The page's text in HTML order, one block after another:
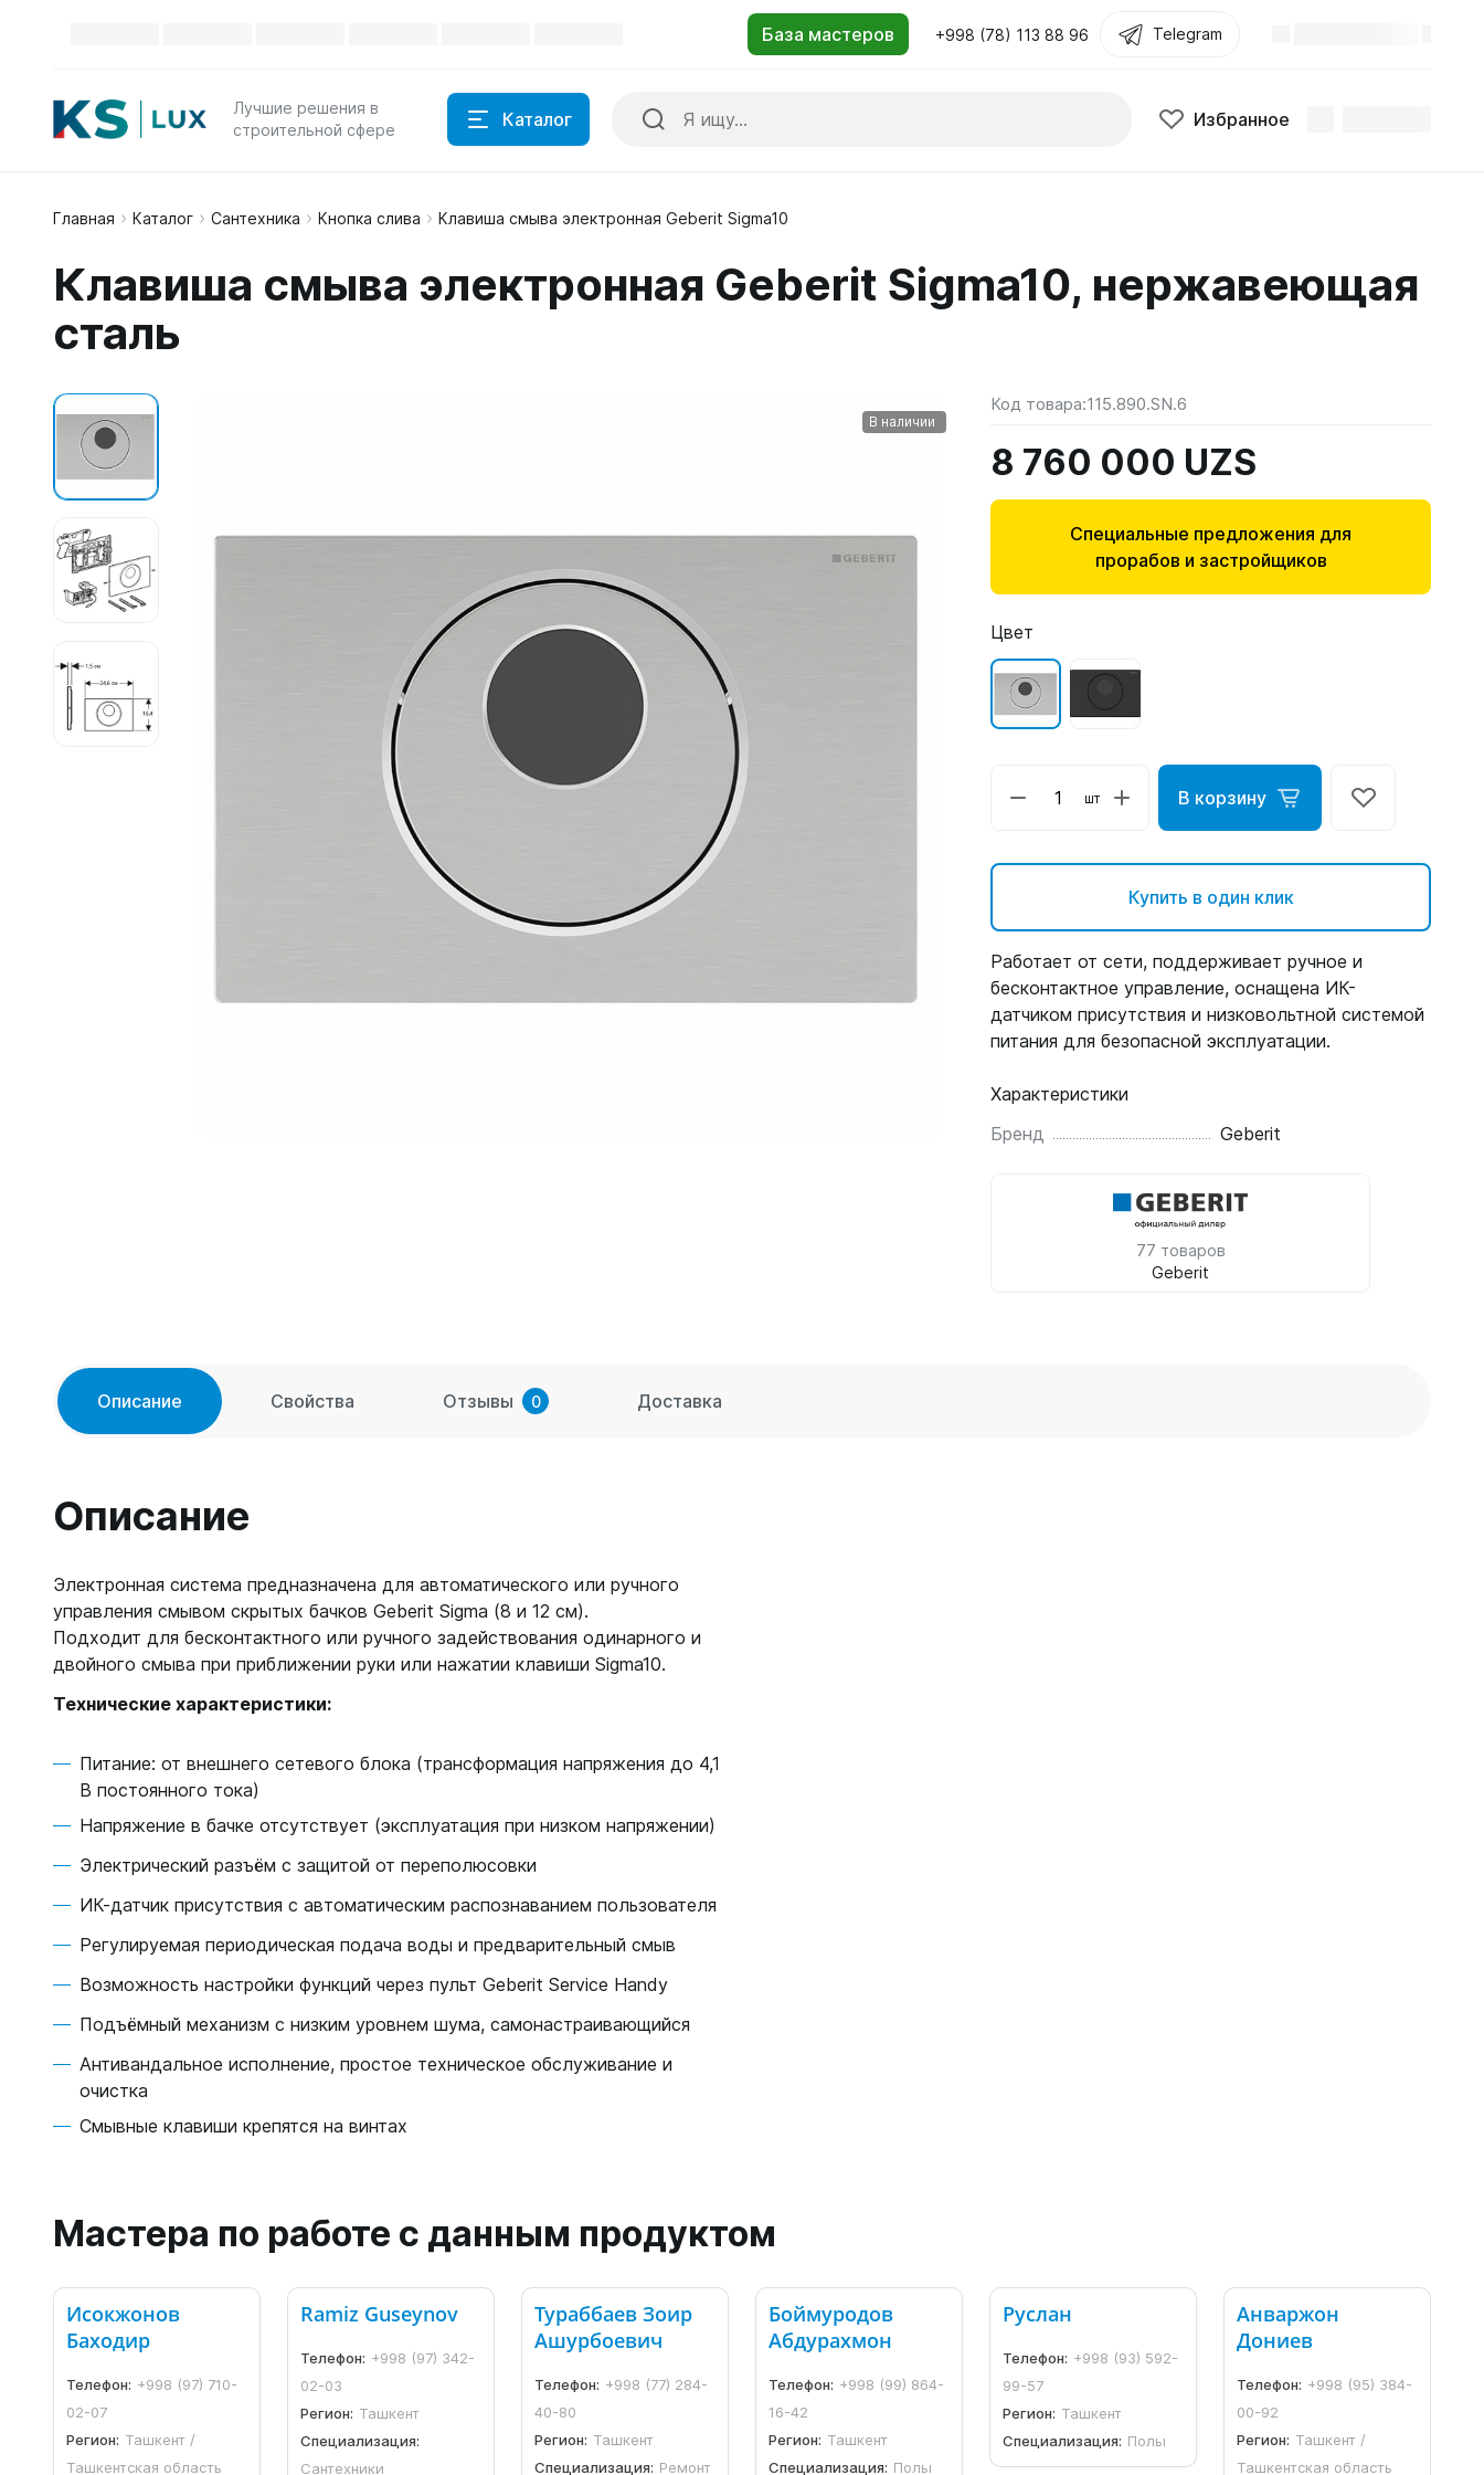
+998 (78) 113 88 96 Telegram
Лучшие решения в
строительной сфере
Каталог Избранное
Главная Каталог Сантехника Кнопка слива Клавиша смыва электронная Geberit Sigma10
Клавиша смыва электронная Geberit Sigma10, нержавеющая
сталь
В наличии
Код товара:115.890.SN.6
8 760 000 UZS
Специальные предложения для
прорабов и застройщиков
Цвет
шт В корзину
Купить в один клик
Работает от сети, поддерживает ручное и
бесконтактное управление, оснащена ИК-
датчиком присутствия и низковольтной системой
питания для безопасной эксплуатации.
Характеристики
Бренд
Geberit
77 товаров
Geberit
Описание Свойства Отзывы 0 Доставка
Описание
Электронная система предназначена для автоматического или ручного
управления смывом скрытых бачков Geberit Sigma (8 и 12 см).
Подходит для бесконтактного или ручного задействования одинарного и
двойного смыва при приближении руки или нажатии клавиши Sigma10.
Технические характеристики:
Питание: от внешнего сетевого блока (трансформация напряжения до 4,1
В постоянного тока)
Напряжение в бачке отсутствует (эксплуатация при низком напряжении)
Электрический разъём с защитой от переполюсовки
ИК-датчик присутствия с автоматическим распознаванием пользователя
Регулируемая периодическая подача воды и предварительный смыв
Возможность настройки функций через пульт Geberit Service Handy
Подъёмный механизм с низким уровнем шума, самонастраивающийся
Антивандальное исполнение, простое техническое обслуживание и
очистка
Смывные клавиши крепятся на винтах
Мастера по работе с данным продуктом
Исокжонов
Баходир
Телефон: +998 (97) 710-
02-07
Регион: Ташкент /
Ташкентская область
Ramiz Guseynov
Телефон: +998 (97) 342-
02-03
Регион: Ташкент
Специализация:
Сантехники
Тураббаев Зоир
Ашурбоевич
Телефон: +998 (77) 284-
40-80
Регион: Ташкент
Специализация: Ремонт
Боймуродов
Абдурахмон
Телефон: +998 (99) 864-
16-42
Регион: Ташкент
Специализация: Полы
Руслан
Телефон: +998 (93) 592-
99-57
Регион: Ташкент
Специализация: Полы
Анваржон
Дониев
Телефон: +998 (95) 384-
00-92
Регион: Ташкент /
Ташкентская область